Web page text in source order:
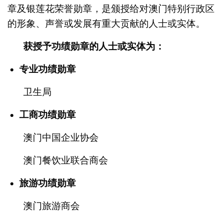
章及银莲花荣誉勋章，是颁授给对澳门特别行政区
的形象、声誉或发展有重大贡献的人士或实体。
获授予功绩勋章的人士或实体为：
专业功绩勋章
卫生局
工商功绩勋章
澳门中国企业协会
澳门餐饮业联合商会
旅游功绩勋章
澳门旅游商会